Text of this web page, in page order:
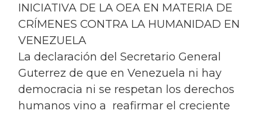
INICIATIVA DE LA OEA EN MATERIA DE
CRÍMENES CONTRA LA HUMANIDAD EN
VENEZUELA
La declaración del Secretario General
Guterrez de que en Venezuela ni hay
democracia ni se respetan los derechos
humanos vino a reafirmar el creciente